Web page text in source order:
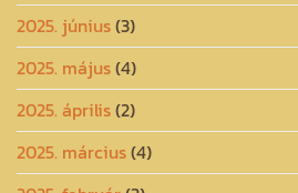
2025. június(3)
2025. május(4)
2025. április(2)
2025. március(4)